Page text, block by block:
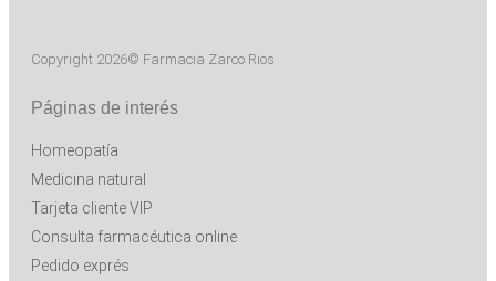
Copyright 2026© Farmacia Zarco Rios
Páginas de interés
Homeopatía
Medicina natural
Tarjeta cliente VIP
Consulta farmacéutica online
Pedido exprés